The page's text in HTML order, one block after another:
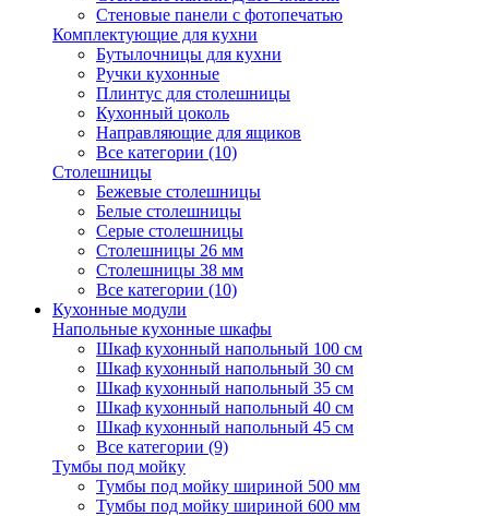
Стеновые панели с фотопечатью
Комплектующие для кухни
Бутылочницы для кухни
Ручки кухонные
Плинтус для столешницы
Кухонный цоколь
Направляющие для ящиков
Все категории (10)
Столешницы
Бежевые столешницы
Белые столешницы
Серые столешницы
Столешницы 26 мм
Столешницы 38 мм
Все категории (10)
Кухонные модули
Напольные кухонные шкафы
Шкаф кухонный напольный 100 см
Шкаф кухонный напольный 30 см
Шкаф кухонный напольный 35 см
Шкаф кухонный напольный 40 см
Шкаф кухонный напольный 45 см
Все категории (9)
Тумбы под мойку
Тумбы под мойку шириной 500 мм
Тумбы под мойку шириной 600 мм